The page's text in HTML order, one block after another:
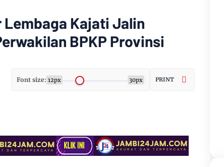
Kajati Jalin
BPKP Provinsi
Font size: 12px 30px PRINT